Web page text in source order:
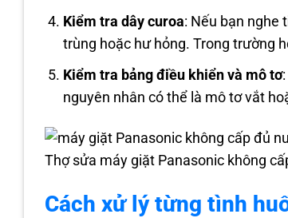
Kiểm tra dây curoa: Nếu bạn nghe
trùng hoặc hư hỏng. Trong trường
Kiểm tra bảng điều khiển và mô tơ
nguyên nhân có thể là mô tơ vắt
Thợ sửa máy giặt Panasonic không
Cách xử lý từng tình